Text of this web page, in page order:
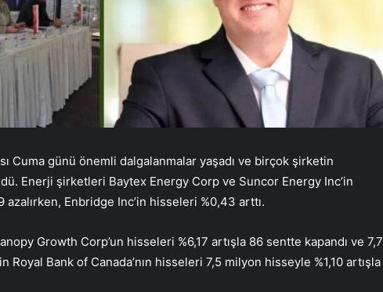
Cuma günü önemli dalgalanmalar yaşadı ve birçok şirketin
Enerji şirketleri Baytex Energy Corp ve Suncor Energy Inc’in
azalırken, Enbridge Inc’in hisseleri %0,43 arttı.
Growth Corp’un hisseleri %6,17 artışla 86 sentte kapandı ve 7,7
Bank of Canada’nın hisseleri 7,5 milyon hisseyle %1,10 artışla